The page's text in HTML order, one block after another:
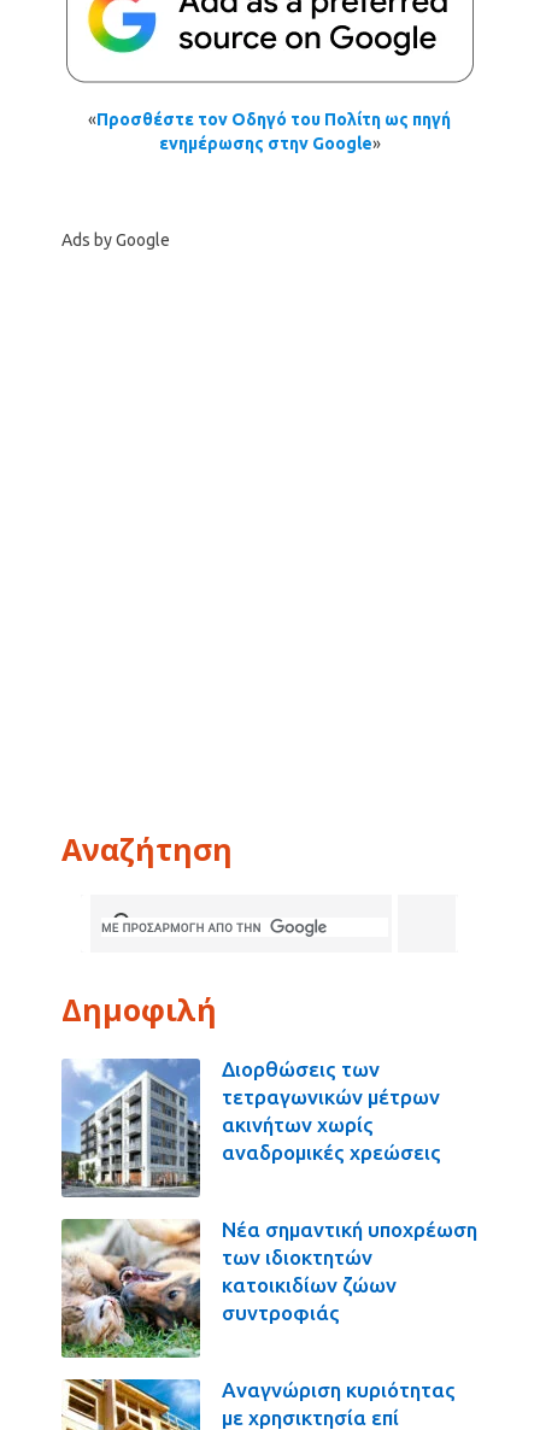
«Προσθέστε τον Οδηγό του Πολίτη ως πηγή
ενημέρωσης στην Google»
Ads by Google
Αναζήτηση
Δημοφιλή
Διορθώσεις των
τετραγωνικών μέτρων
ακινήτων χωρίς
αναδρομικές χρεώσεις
Νέα σημαντική υποχρέωση
των ιδιοκτητών
κατοικιδίων ζώων
συντροφιάς
Αναγνώριση κυριότητας
με χρησικτησία επί